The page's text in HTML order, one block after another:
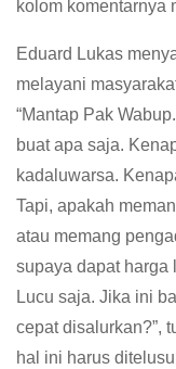
kolom komentarnya
Eduard Lukas
melayani
“Mantap Pak
buat apa saja.
kadaluwarsa.
Tapi, apakah
atau memang
supaya dapat harga
Lucu saja. Jika ini
cepat disalurkan?”,
hal ini harus